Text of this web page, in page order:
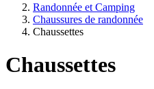
Randonnée et Camping
Chaussures de randonnée
Chaussettes
Chaussettes